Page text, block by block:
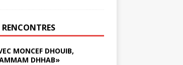
MONCEF DHOUIB,
DHHAB»